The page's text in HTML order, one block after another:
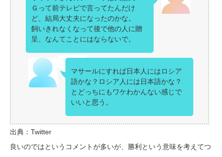
Ｇって前テレビで言ってたんだけ
ど、結局大丈夫になったのかな。
飼いきれなくなって後で他の人に贈
呈、なんてことにはならないで。
マサールにすれば日本人にはロシア
語かな？ロシア人には日本語かな？
とどっちにもワケわかんない感じで
いいと思う。
出典：Twitter
良いのではというコメントが多いが、勝利という意味を考えてつ